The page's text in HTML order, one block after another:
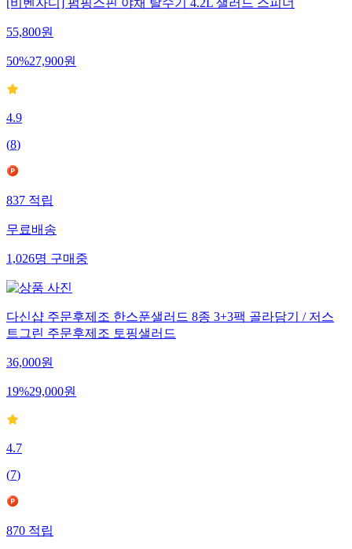
[비벤자디] 펌핑스핀 야채 탈수기 4.2L 샐러드 스피너
55,800원
50%27,900원
4.9
(8)
837적립
무료배송
1,026명구매중
다신샵 주문후제조 한스푼샐러드 8종 3+3팩 골라담기 / 저스
트그린 주문후제조 토핑샐러드
36,000원
19%29,000원
4.7
(7)
870적립